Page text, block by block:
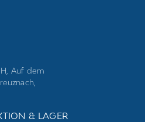
Auf dem
& LAGER